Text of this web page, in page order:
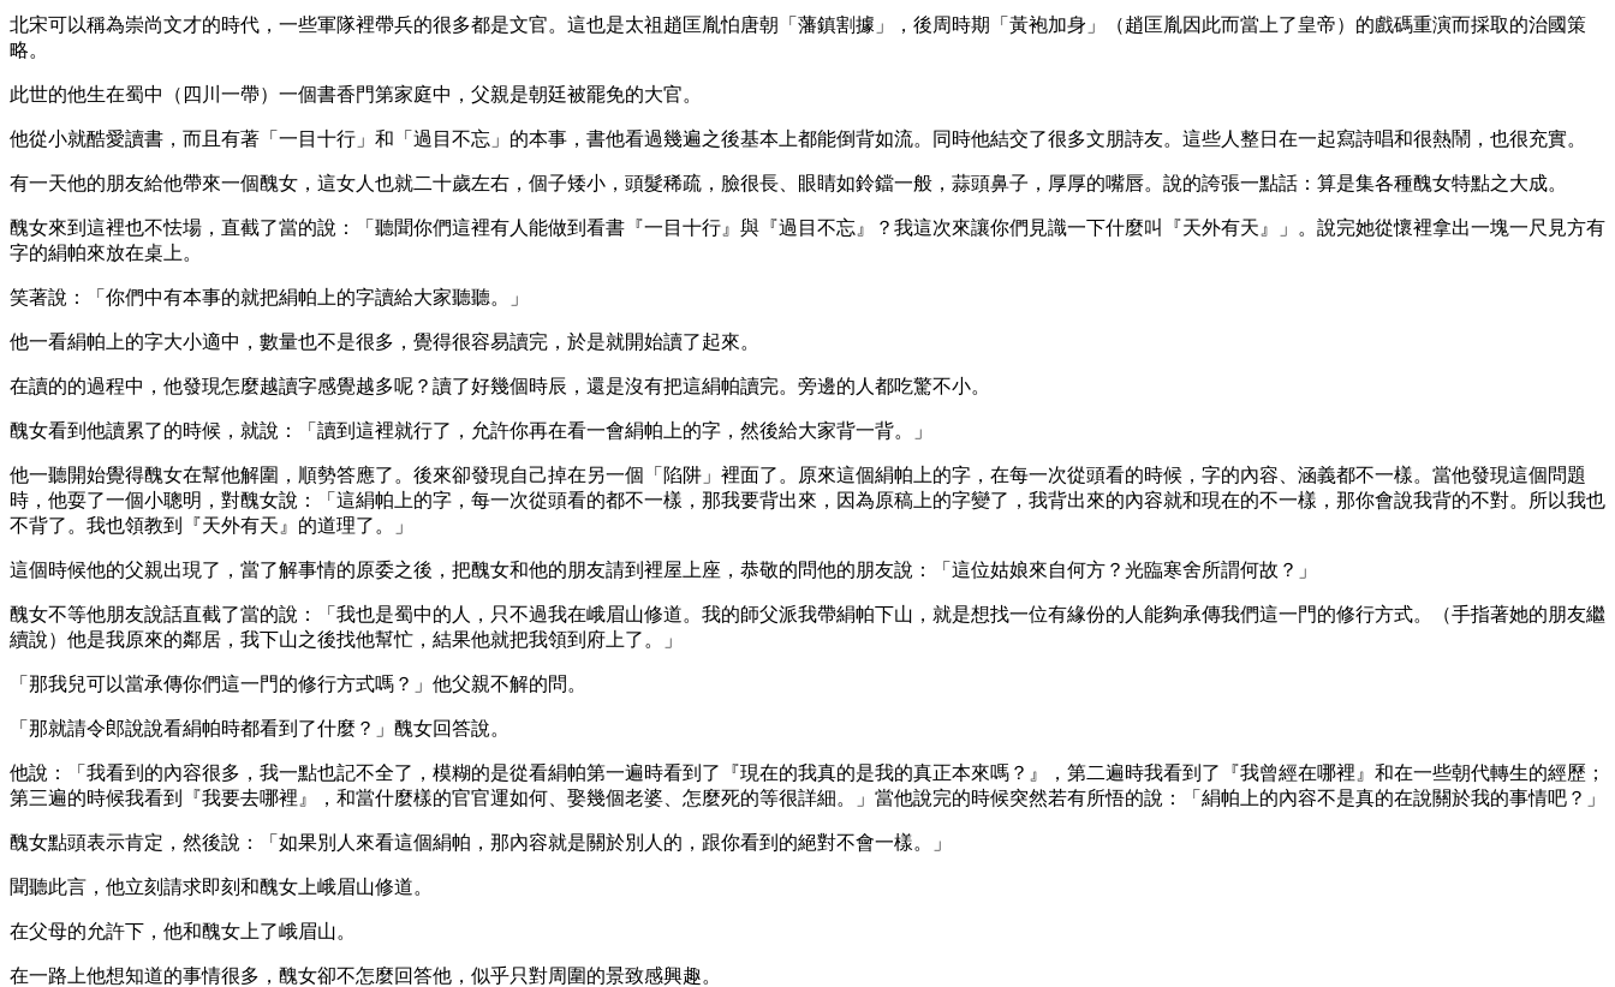
北宋可以稱為崇尚文才的時代，一些軍隊裡帶兵的很多都是文官。這也是太祖趙匡胤怕唐朝「藩鎮割據」，後周時期「黃袍加身」（趙匡胤因此而當上了皇帝）的戲碼重演而採取的治國策
略。
此世的他生在蜀中（四川一帶）一個書香門第家庭中，父親是朝廷被罷免的大官。
他從小就酷愛讀書，而且有著「一目十行」和「過目不忘」的本事，書他看過幾遍之後基本上都能倒背如流。同時他結交了很多文朋詩友。這些人整日在一起寫詩唱和很熱鬧，也很充實。
有一天他的朋友給他帶來一個醜女，這女人也就二十歲左右，個子矮小，頭髮稀疏，臉很長、眼睛如鈴鐺一般，蒜頭鼻子，厚厚的嘴唇。說的誇張一點話：算是集各種醜女特點之大成。
醜女來到這裡也不怯場，直截了當的說：「聽聞你們這裡有人能做到看書『一目十行』與『過目不忘』？我這次來讓你們見識一下什麼叫『天外有天』」。說完她從懷裡拿出一塊一尺見方有
字的絹帕來放在桌上。
笑著說：「你們中有本事的就把絹帕上的字讀給大家聽聽。」
他一看絹帕上的字大小適中，數量也不是很多，覺得很容易讀完，於是就開始讀了起來。
在讀的的過程中，他發現怎麼越讀字感覺越多呢？讀了好幾個時辰，還是沒有把這絹帕讀完。旁邊的人都吃驚不小。
醜女看到他讀累了的時候，就說：「讀到這裡就行了，允許你再在看一會絹帕上的字，然後給大家背一背。」
他一聽開始覺得醜女在幫他解圍，順勢答應了。後來卻發現自己掉在另一個「陷阱」裡面了。原來這個絹帕上的字，在每一次從頭看的時候，字的內容、涵義都不一樣。當他發現這個問題
時，他耍了一個小聰明，對醜女說：「這絹帕上的字，每一次從頭看的都不一樣，那我要背出來，因為原稿上的字變了，我背出來的內容就和現在的不一樣，那你會說我背的不對。所以我也
不背了。我也領教到『天外有天』的道理了。」
這個時候他的父親出現了，當了解事情的原委之後，把醜女和他的朋友請到裡屋上座，恭敬的問他的朋友說：「這位姑娘來自何方？光臨寒舍所謂何故？」
醜女不等他朋友說話直截了當的說：「我也是蜀中的人，只不過我在峨眉山修道。我的師父派我帶絹帕下山，就是想找一位有緣份的人能夠承傳我們這一門的修行方式。（手指著她的朋友繼
續說）他是我原來的鄰居，我下山之後找他幫忙，結果他就把我領到府上了。」
「那我兒可以當承傳你們這一門的修行方式嗎？」他父親不解的問。
「那就請令郎說說看絹帕時都看到了什麼？」醜女回答說。
他說：「我看到的內容很多，我一點也記不全了，模糊的是從看絹帕第一遍時看到了『現在的我真的是我的真正本來嗎？』，第二遍時我看到了『我曾經在哪裡』和在一些朝代轉生的經歷；
第三遍的時候我看到『我要去哪裡』，和當什麼樣的官官運如何、娶幾個老婆、怎麼死的等很詳細。」當他說完的時候突然若有所悟的說：「絹帕上的內容不是真的在說關於我的事情吧？」
醜女點頭表示肯定，然後說：「如果別人來看這個絹帕，那內容就是關於別人的，跟你看到的絕對不會一樣。」
聞聽此言，他立刻請求即刻和醜女上峨眉山修道。
在父母的允許下，他和醜女上了峨眉山。
在一路上他想知道的事情很多，醜女卻不怎麼回答他，似乎只對周圍的景致感興趣。